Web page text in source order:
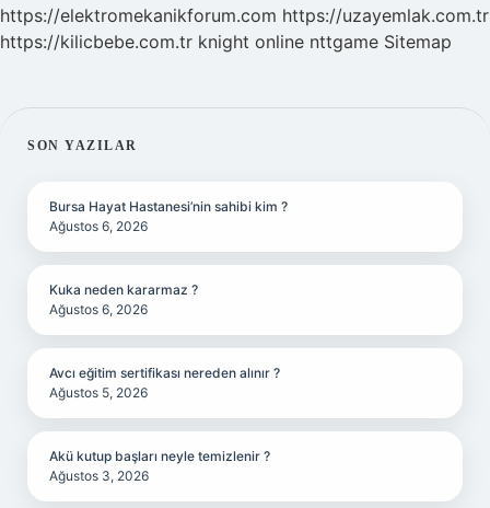
https://elektromekanikforum.com https://uzayemlak.com.tr
https://kilicbebe.com.tr knight online nttgame Sitemap
SIDEBAR
SON YAZILAR
Bursa Hayat Hastanesi’nin sahibi kim ?
Ağustos 6, 2026
Kuka neden kararmaz ?
Ağustos 6, 2026
Avcı eğitim sertifikası nereden alınır ?
Ağustos 5, 2026
Akü kutup başları neyle temizlenir ?
Ağustos 3, 2026